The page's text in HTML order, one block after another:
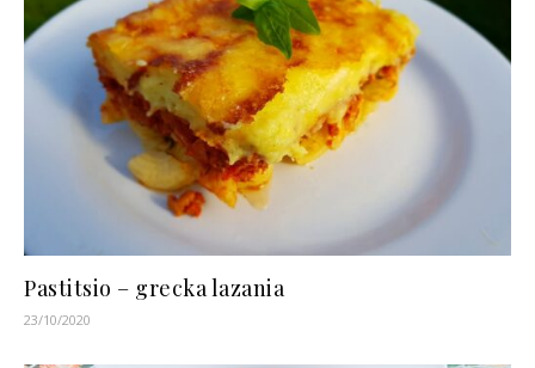
Pastitsio – grecka lazania
23/10/2020